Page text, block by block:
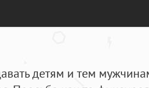
детям и тем